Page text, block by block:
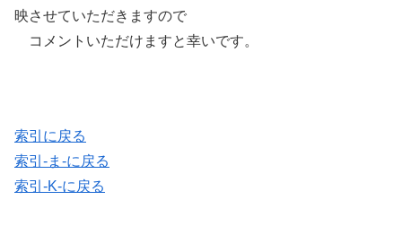
映させていただきますので
コメントいただけますと幸いです。
索引に戻る
索引-ま-に戻る
索引-K-に戻る